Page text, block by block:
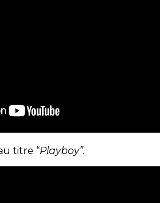
titre “Playboy”.